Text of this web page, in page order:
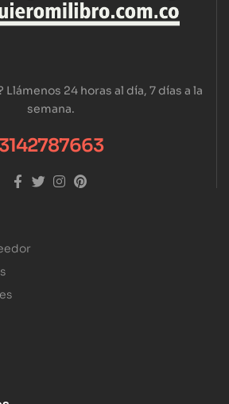
Llámenos 24 horas al día, 7 días a la
semana.
3142787663